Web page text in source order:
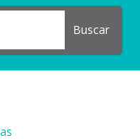
Buscar